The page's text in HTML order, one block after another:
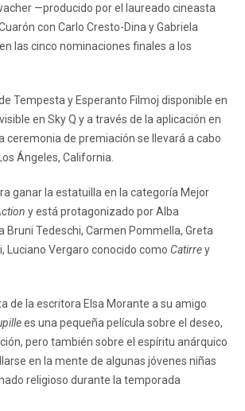
—producido por el laureado cineasta
con Carlo Cresto-Dina y Gabriela
las cinco nominaciones finales a los
Tempesta y Esperanto Filmoj disponible en
en Sky Q y a través de la aplicación en
ceremonia de premiación se llevará a cabo
Ángeles, California.
ganar la estatuilla en la categoría Mejor
y está protagonizado por Alba
Bruni Tedeschi, Carmen Pommella, Greta
Luciano Vergaro conocido como Catirrey
de la escritora Elsa Morante a su amigo
es una pequeña película sobre el deseo,
pero también sobre el espíritu anárquico
en la mente de algunas jóvenes niñas
religioso durante la temporada